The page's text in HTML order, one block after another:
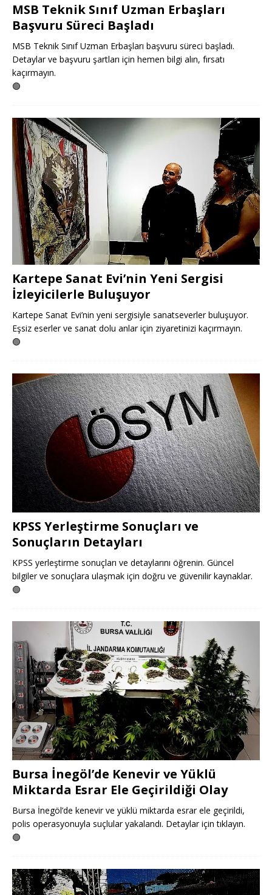
MSB Teknik Sınıf Uzman Erbaşları
Başvuru Süreci Başladı
MSB Teknik Sınıf Uzman Erbaşları başvuru süreci başladı.
Detaylar ve başvuru şartları için hemen bilgi alın, fırsatı
kaçırmayın.
🟢
Kartepe Sanat Evi’nin Yeni Sergisi
İzleyicilerle Buluşuyor
Kartepe Sanat Evi’nin yeni sergisiyle sanatseverler buluşuyor.
Eşsiz eserler ve sanat dolu anlar için ziyaretinizi kaçırmayın.
🟢
KPSS Yerleştirme Sonuçları ve
Sonuçların Detayları
KPSS yerleştirme sonuçları ve detaylarını öğrenin. Güncel
bilgiler ve sonuçlara ulaşmak için doğru ve güvenilir kaynaklar.
🟢
Bursa İnegöl’de Kenevir ve Yüklü
Miktarda Esrar Ele Geçirildiği Olay
Bursa İnegöl’de kenevir ve yüklü miktarda esrar ele geçirildi,
polis operasyonuyla suçlular yakalandı. Detaylar için tıklayın.
🟢